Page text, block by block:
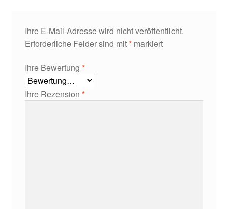
Ihre E-Mail-Adresse wird nicht veröffentlicht.
Erforderliche Felder sind mit*markiert
Ihre Bewertung *
Ihre Rezension *